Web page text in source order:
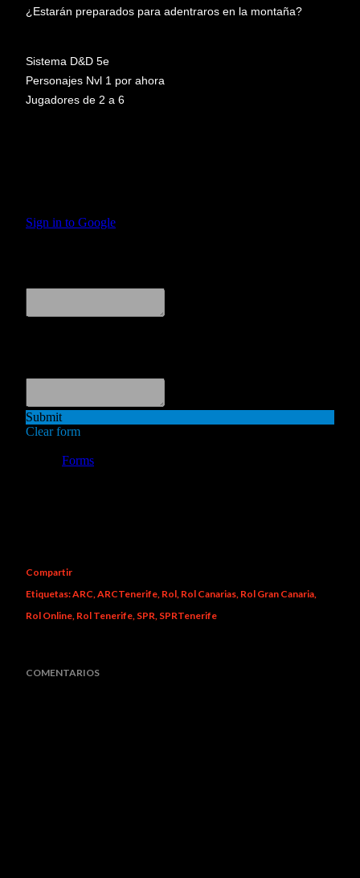
¿Estarán preparados para adentraros en la montaña?
Sistema D&D 5e
Personajes Nvl 1 por ahora
Jugadores de 2 a 6
Compartir
Etiquetas:ARC ARCTenerife Rol Rol Canarias Rol Gran Canaria
Rol Online Rol Tenerife SPR SPRTenerife
COMENTARIOS